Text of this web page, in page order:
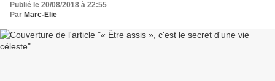
Publié le 20/08/2018 à 22:55
Par Marc-Elie